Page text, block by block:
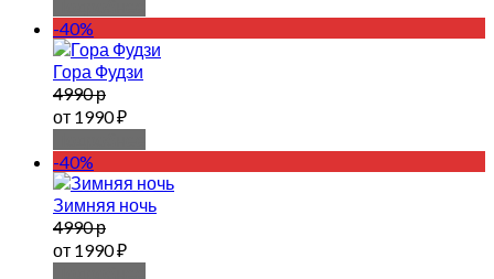
-40%
Гора Фудзи
4990 р
от 1990 ₽
-40%
Зимняя ночь
4990 р
от 1990 ₽